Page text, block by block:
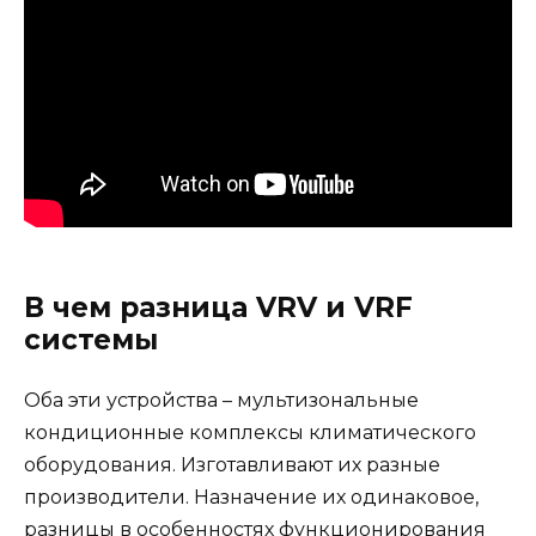
В чем разница VRV и VRF
системы
Оба эти устройства – мультизональные
кондиционные комплексы климатического
оборудования. Изготавливают их разные
производители. Назначение их одинаковое,
разницы в особенностях функционирования